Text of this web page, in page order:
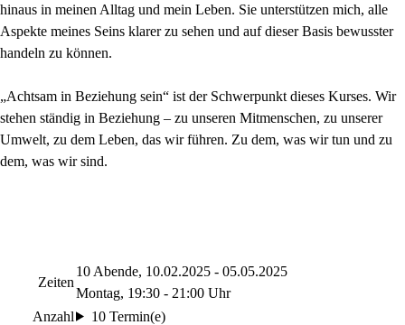
hinaus in meinen Alltag und mein Leben. Sie unterstützen mich, alle
Aspekte meines Seins klarer zu sehen und auf dieser Basis bewusster
handeln zu können.
„Achtsam in Beziehung sein“ ist der Schwerpunkt dieses Kurses. Wir
stehen ständig in Beziehung – zu unseren Mitmenschen, zu unserer
Umwelt, zu dem Leben, das wir führen. Zu dem, was wir tun und zu
dem, was wir sind.
Zeiten
10 Abende, 10.02.2025 - 05.05.2025
Montag, 19:30 - 21:00 Uhr
Anzahl
10 Termin(e)